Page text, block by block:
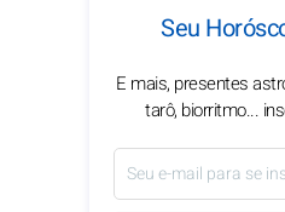
Seu
E mais, presentes
tarô, biorritmo...